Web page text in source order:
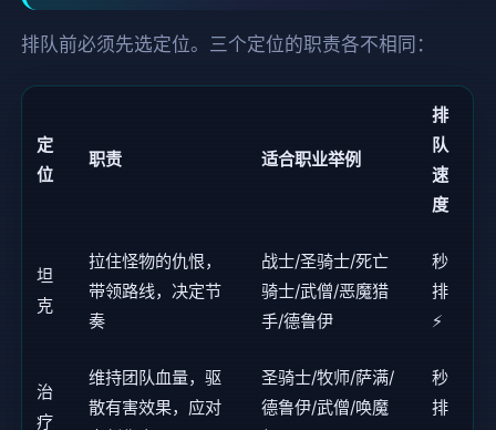
排队前必须先选定位。三个定位的职责各不相同：
定
位
职责 适合职业举例
排
队
速
度
坦
克
拉住怪物的仇恨，
带领路线，决定节
奏
战士/圣骑士/死亡
骑士/武僧/恶魔猎
手/德鲁伊
秒
排
⚡
治
疗
维持团队血量，驱
散有害效果，应对
圣骑士/牧师/萨满/
德鲁伊/武僧/唤魔
秒
排